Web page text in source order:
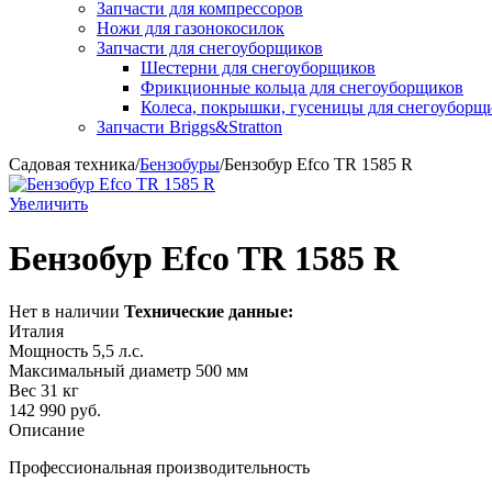
Запчасти для компрессоров
Ножи для газонокосилок
Запчасти для снегоуборщиков
Шестерни для снегоуборщиков
Фрикционные кольца для снегоуборщиков
Колеса, покрышки, гусеницы для
Запчасти Briggs&Stratton
Садовая техника/Бензобуры/Бензобур Efco TR 1585 R
Увеличить
Бензобур Efco TR 1585 R
Нет в наличии Технические данные:
Италия
Мощность 5,5 л.с.
Максимальный диаметр 500 мм
Вес 31 кг
142 990 руб.
Описание
Профессиональная производительность